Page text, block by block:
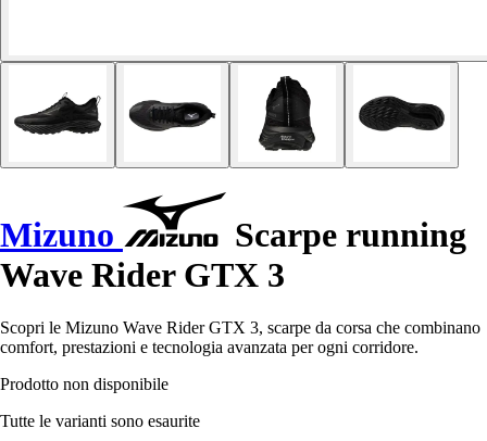
Mizuno
Scarpe running
Wave Rider GTX 3
Scopri le Mizuno Wave Rider GTX 3, scarpe da corsa che combinano
comfort, prestazioni e tecnologia avanzata per ogni corridore.
Prodotto non disponibile
Tutte le varianti sono esaurite